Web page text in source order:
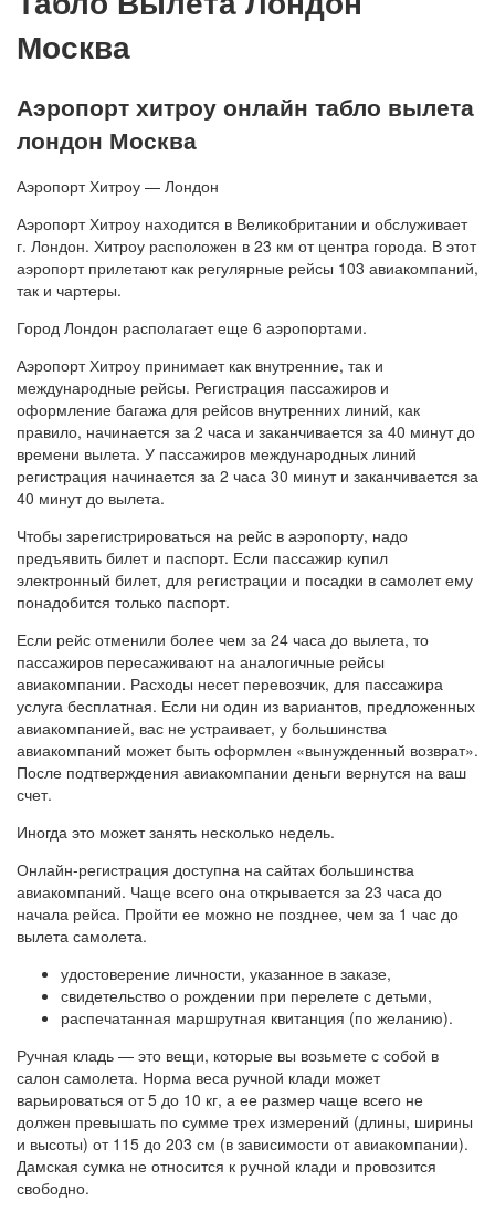
Москва
Аэропорт хитроу онлайн табло вылета
лондон Москва
Аэропорт Хитроу — Лондон
Аэропорт Хитроу находится в Великобритании и обслуживает
г. Лондон. Хитроу расположен в 23 км от центра города. В этот
аэропорт прилетают как регулярные рейсы 103 авиакомпаний,
так и чартеры.
Город Лондон располагает еще 6 аэропортами.
Аэропорт Хитроу принимает как внутренние, так и
международные рейсы. Регистрация пассажиров и
оформление багажа для рейсов внутренних линий, как
правило, начинается за 2 часа и заканчивается за 40 минут до
времени вылета. У пассажиров международных линий
регистрация начинается за 2 часа 30 минут и заканчивается за
40 минут до вылета.
Чтобы зарегистрироваться на рейс в аэропорту, надо
предъявить билет и паспорт. Если пассажир купил
электронный билет, для регистрации и посадки в самолет ему
понадобится только паспорт.
Если рейс отменили более чем за 24 часа до вылета, то
пассажиров пересаживают на аналогичные рейсы
авиакомпании. Расходы несет перевозчик, для пассажира
услуга бесплатная. Если ни один из вариантов, предложенных
авиакомпанией, вас не устраивает, у большинства
авиакомпаний может быть оформлен «вынужденный возврат».
После подтверждения авиакомпании деньги вернутся на ваш
счет.
Иногда это может занять несколько недель.
Онлайн-регистрация доступна на сайтах большинства
авиакомпаний. Чаще всего она открывается за 23 часа до
начала рейса. Пройти ее можно не позднее, чем за 1 час до
вылета самолета.
удостоверение личности, указанное в заказе,
свидетельство о рождении при перелете с детьми,
распечатанная маршрутная квитанция (по желанию).
Ручная кладь — это вещи, которые вы возьмете с собой в
салон самолета. Норма веса ручной клади может
варьироваться от 5 до 10 кг, а ее размер чаще всего не
должен превышать по сумме трех измерений (длины, ширины
и высоты) от 115 до 203 см (в зависимости от авиакомпании).
Дамская сумка не относится к ручной клади и провозится
свободно.